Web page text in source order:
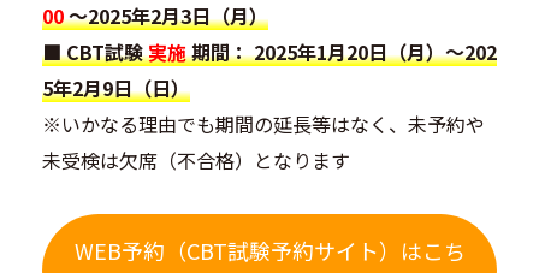
00～2025年2月3日（月）
■ CBT試験実施期間： 2025年1月20日（月）～202
5年2月9日（日）
※いかなる理由でも期間の延長等はなく、未予約や
未受検は欠席（不合格）となります
WEB予約（CBT試験予約サイト）はこち